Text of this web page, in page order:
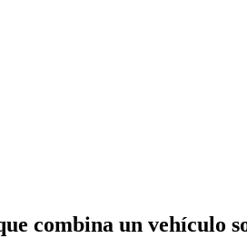
combina un vehículo